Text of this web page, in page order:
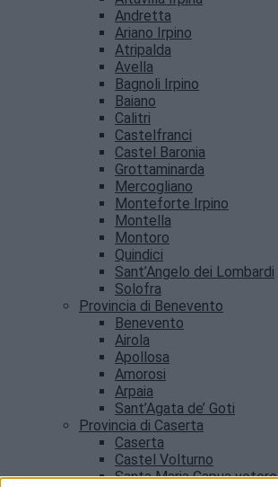
Andretta
Ariano Irpino
Atripalda
Avella
Bagnoli Irpino
Baiano
Calitri
Castelfranci
Castel Baronia
Grottaminarda
Mercogliano
Monteforte Irpino
Montella
Montoro
Quindici
Sant’Angelo dei Lombardi
Solofra
Provincia di Benevento
Benevento
Airola
Apollosa
Amorosi
Arpaia
Sant’Agata de’ Goti
Provincia di Caserta
Caserta
Castel Volturno
Santa Maria Capua vetere